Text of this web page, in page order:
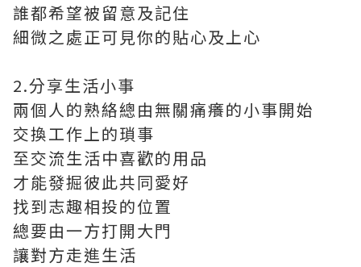
誰都希望被留意及記住
細微之處正可見你的貼心及上心
2.分享生活小事
兩個人的熟絡總由無關痛癢的小事開始
交換工作上的瑣事
至交流生活中喜歡的用品
才能發掘彼此共同愛好
找到志趣相投的位置
總要由一方打開大門
讓對方走進生活